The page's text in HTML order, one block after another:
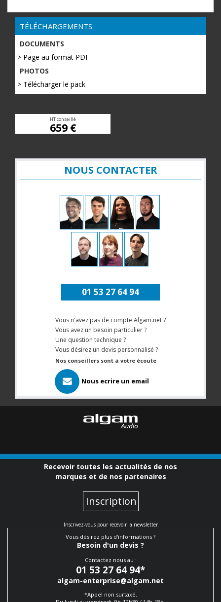
TÉLÉCHARGEMENTS
DOCUMENTS
> Page au format PDF
PHOTOS
> Télécharger le pack
HT conseillé
659 €
NOUS CONTACTER
01 53 27 64 94
Vous n'avez pas de compte Algam.net ?
Vous avez un besoin particulier ?
Une question technique ?
Vous désirez un devis personnalisé ?
Nos conseillers sont à votre écoute
Nous ecrire un email
Recevoir toutes les actualités de nos
marques et de nos partenaires
Inscription
Inscrivez-vous pour recevoir la newsletter
Vous désirez plus d'informations ?
Besoin d'un devis ?
Contactez nous au :
01 53 27 64 94*
algam-enterprise@algam.net
*Appel non surtaxé.